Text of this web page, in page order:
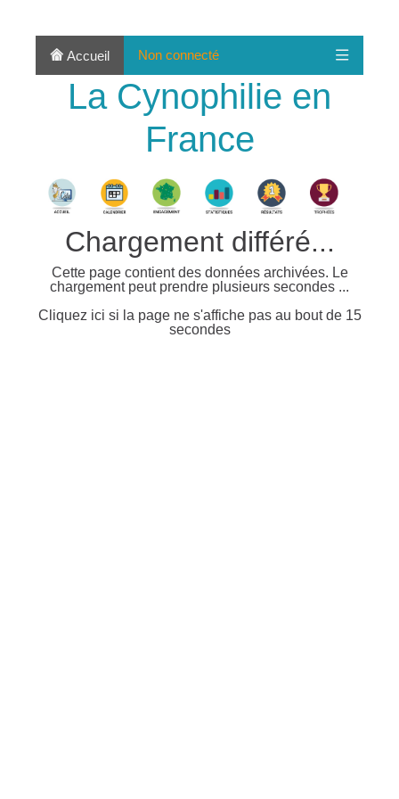
Accueil Non connecté
La Cynophilie en
France
Chargement différé...
Cette page contient des données archivées. Le
chargement peut prendre plusieurs secondes ...
Cliquez ici si la page ne s'affiche pas au bout de 15
secondes